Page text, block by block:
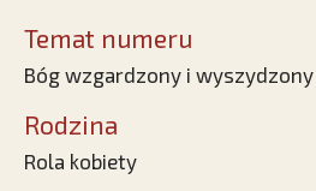
Temat numeru
Bóg wzgardzony i wyszydzony
Rodzina
Rola kobiety